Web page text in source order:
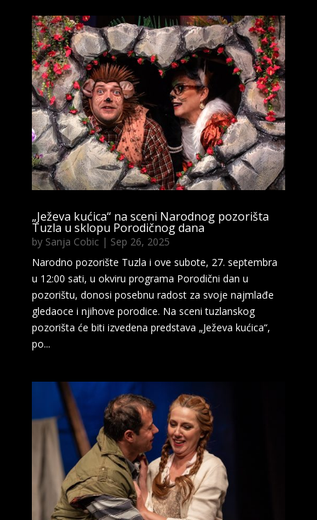
„Ježeva kućica“ na sceni Narodnog pozorišta
Tuzla u sklopu Porodičnog dana
by Sanja Cobic| Sep 26, 2025
Narodno pozorište Tuzla i ove subote, 27. septembra
u 12:00 sati, u okviru programa Porodični dan u
pozorištu, donosi posebnu radost za svoje najmlađe
gledaoce i njihove porodice. Na sceni tuzlanskog
pozorišta će biti izvedena predstava „Ježeva kućica“,
po...